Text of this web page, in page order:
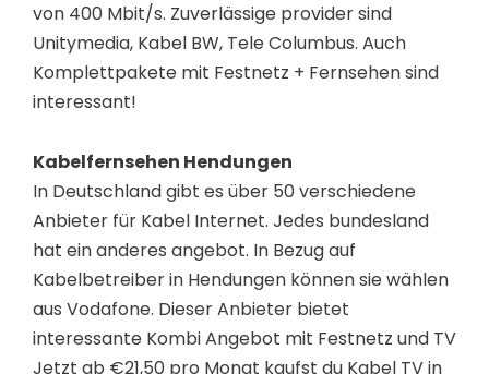
von 400 Mbit/s. Zuverlässige provider sind
Unitymedia, Kabel BW, Tele Columbus. Auch
Komplettpakete mit Festnetz + Fernsehen sind
interessant!
Kabelfernsehen Hendungen
In Deutschland gibt es über 50 verschiedene
Anbieter für Kabel Internet. Jedes bundesland
hat ein anderes angebot. In Bezug auf
Kabelbetreiber in Hendungen können sie wählen
aus Vodafone. Dieser Anbieter bietet
interessante Kombi Angebot mit Festnetz und TV
Jetzt ab €21,50 pro Monat kaufst du Kabel TV in